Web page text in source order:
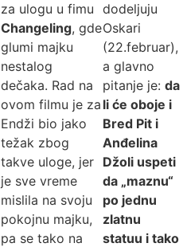
za ulogu u fimu
Changeling, gde
glumi majku
nestalog
dečaka. Rad na
ovom filmu je za
Endži bio jako
težak zbog
takve uloge, jer
je sve vreme
mislila na svoju
pokojnu majku,
pa se tako na
dodeljuju
Oskari
(22.februar),
a glavno
pitanje je: da
li će oboje i
Bred Pit i
Anđelina
Džoli uspeti
da „maznu“
po jednu
zlatnu
statuu i tako